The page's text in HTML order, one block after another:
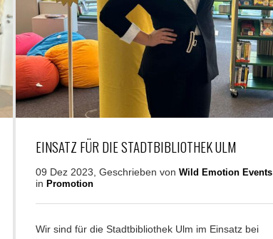
EINSATZ FÜR DIE STADTBIBLIOTHEK ULM
09 Dez 2023, Geschrieben von Wild Emotion Events
in Promotion
Wir sind für die Stadtbibliothek Ulm im Einsatz bei